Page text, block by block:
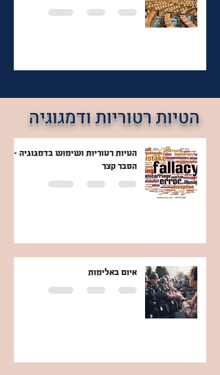
הטיות רטוריות ודמגוגיה
הטיות רטוריות ושימוש בדמגוגיה -
הסבר קצר
איום באלימות